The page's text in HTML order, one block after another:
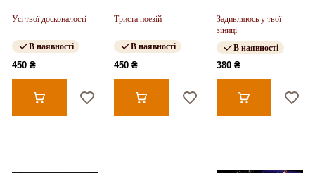
Усі твої досконалості
В наявності
450 ₴
Триста поезій
В наявності
450 ₴
Задивляюсь у твої
зіниці
В наявності
380 ₴